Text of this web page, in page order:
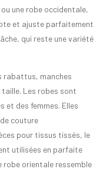
une robe occidentale,
et ajuste parfaitement
qui reste une variété
rabattus, manches
Les robes sont
et des femmes. Elles
couture
pour tissus tissés, le
utilisées en parfaite
robe orientale ressemble